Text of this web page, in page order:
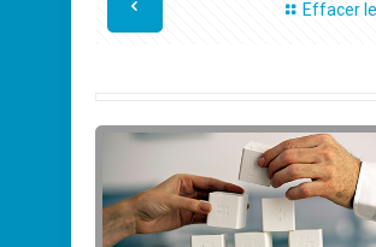
Effacer